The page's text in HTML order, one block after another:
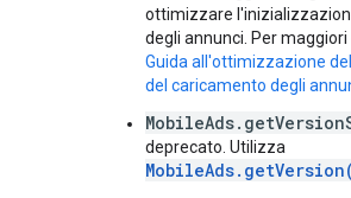
ottimizzare
degli annunci. Per
Guida all'ottimizzazione
del caricamento degli
deprecato. Utilizza